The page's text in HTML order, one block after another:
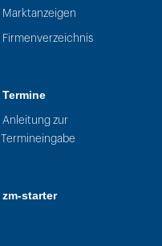
Marktanzeigen
Firmenverzeichnis
Termine
Anleitung zur
Termineingabe
zm-starter